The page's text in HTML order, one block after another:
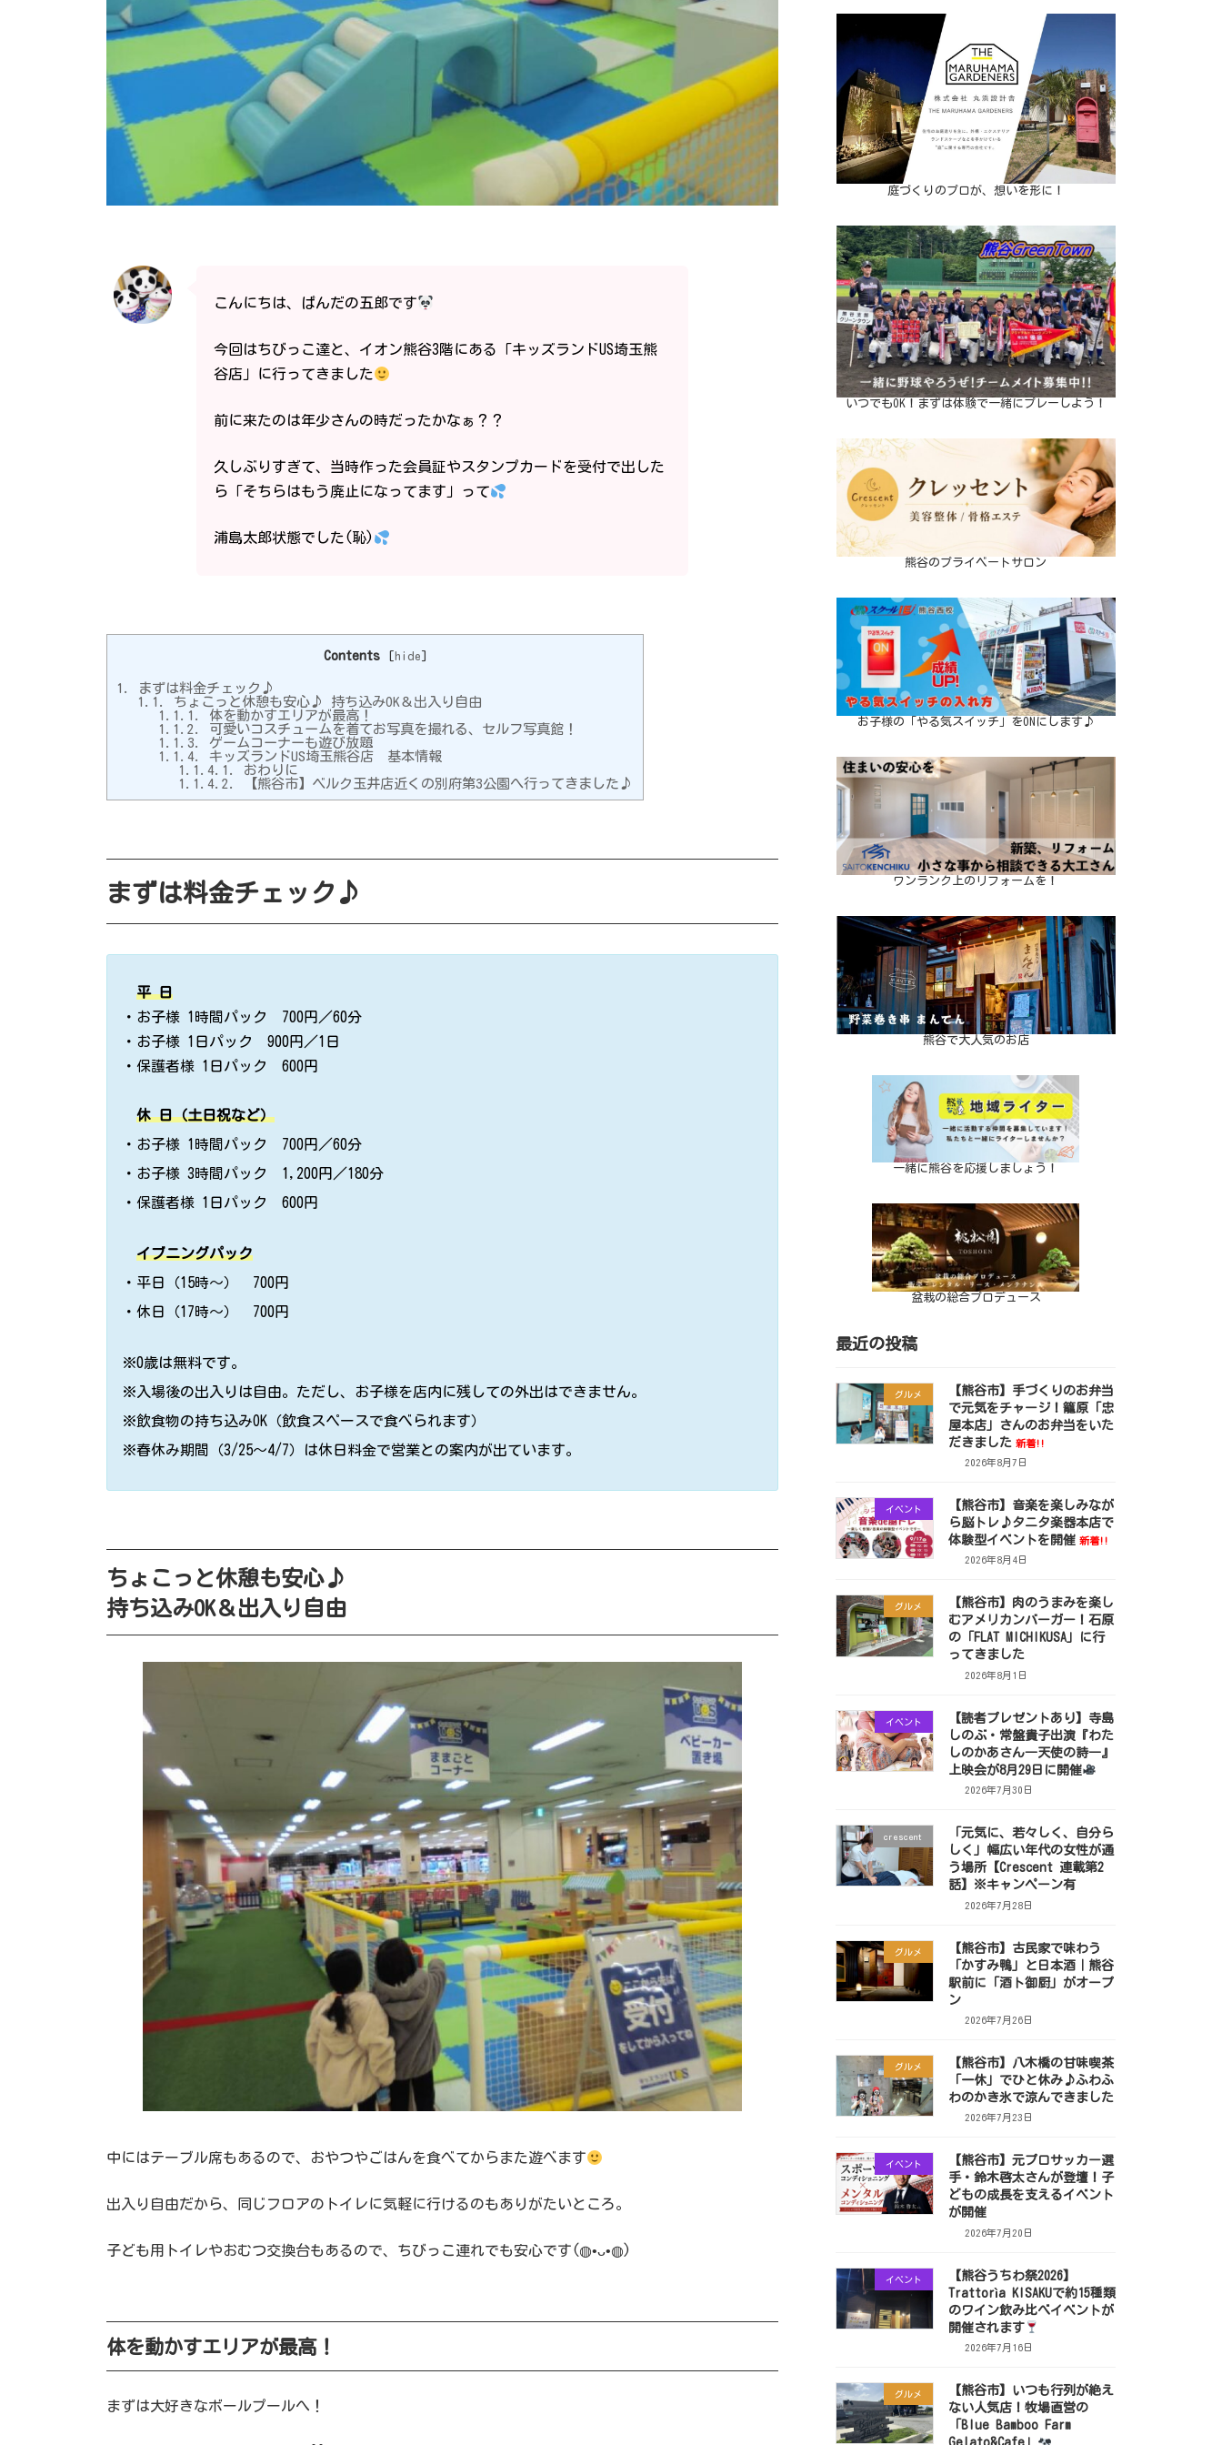
こんにちは、ぱんだの五郎です
今回はちびっこ達と、イオン熊谷3階にある「キッズランドUS埼玉熊
谷店」に行ってきました
前に来たのは年少さんの時だったかなぁ？？
久しぶりすぎて、当時作った会員証やスタンプカードを受付で出した
ら「そちらはもう廃止になってます」って
浦島太郎状態でした(恥)
Contents [ hide ]
1.
まずは料金チェック♪
1.1.
ちょこっと休憩も安心♪ 持ち込みOK＆出入り自由
1.1.1.
体を動かすエリアが最高！
1.1.2.
可愛いコスチュームを着てお写真を撮れる、セルフ写真館！
1.1.3.
ゲームコーナーも遊び放題
1.1.4.
キッズランドUS埼玉熊谷店 基本情報
1.1.4.1.
おわりに
1.1.4.2.
【熊谷市】ベルク玉井店近くの別府第3公園へ行ってきました♪
まずは料金チェック♪
平 日
・お子様 1時間パック 700円／60分
・お子様 1日パック 900円／1日
・保護者様 1日パック 600円
休 日（土日祝など）
・お子様 1時間パック 700円／60分
・お子様 3時間パック 1,200円／180分
・保護者様 1日パック 600円
イブニングパック
・平日（15時〜） 700円
・休日（17時〜） 700円
※0歳は無料です。
※入場後の出入りは自由。ただし、お子様を店内に残しての外出はできません。
※飲食物の持ち込みOK（飲食スペースで食べられます）
※春休み期間（3/25〜4/7）は休日料金で営業との案内が出ています。
ちょこっと休憩も安心♪
持ち込みOK＆出入り自由
中にはテーブル席もあるので、おやつやごはんを食べてからまた遊べます
出入り自由だから、同じフロアのトイレに気軽に行けるのもありがたいところ。
子ども用トイレやおむつ交換台もあるので、ちびっこ連れでも安心です(◍•ᴗ•◍)
体を動かすエリアが最高！
まずは大好きなボールプールへ！
庭づくりのプロが、想いを形に！
いつでもOK！まずは体験で一緒にプレーしよう！
熊谷のプライベートサロン
お子様の「やる気スイッチ」をONにします♪
ワンランク上のリフォームを！
熊谷で大人気のお店
一緒に熊谷を応援しましょう！
盆栽の総合プロデュース
最近の投稿
グルメ
【熊谷市】手づくりのお弁当
で元気をチャージ！籠原「忠
屋本店」さんのお弁当をいた
だきました 新着!!
2026年8月7日
イベント
【熊谷市】音楽を楽しみなが
ら脳トレ♪タニタ楽器本店で
体験型イベントを開催 新着!!
2026年8月4日
グルメ
【熊谷市】肉のうまみを楽し
むアメリカンバーガー！石原
の「FLAT MICHIKUSA」に行
ってきました
2026年8月1日
イベント
【読者プレゼントあり】寺島
しのぶ・常盤貴子出演『わた
しのかあさん―天使の詩―』
上映会が8月29日に開催
2026年7月30日
crescent
「元気に、若々しく、自分ら
しく」幅広い年代の女性が通
う場所【Crescent 連載第2
話】※キャンペーン有
2026年7月28日
グルメ
【熊谷市】古民家で味わう
「かすみ鴨」と日本酒｜熊谷
駅前に「酒ト御厨」がオープ
ン
2026年7月26日
グルメ
【熊谷市】八木橋の甘味喫茶
「一休」でひと休み♪ふわふ
わのかき氷で涼んできました
2026年7月23日
イベント
【熊谷市】元プロサッカー選
手・鈴木啓太さんが登壇！子
どもの成長を支えるイベント
が開催
2026年7月20日
イベント
【熊谷うちわ祭2026】
Trattorìa KISAKUで約15種類
のワイン飲み比べイベントが
開催されます
2026年7月16日
グルメ
【熊谷市】いつも行列が絶え
ない人気店！牧場直営の
「Blue Bamboo Farm
Gelato&Cafe」